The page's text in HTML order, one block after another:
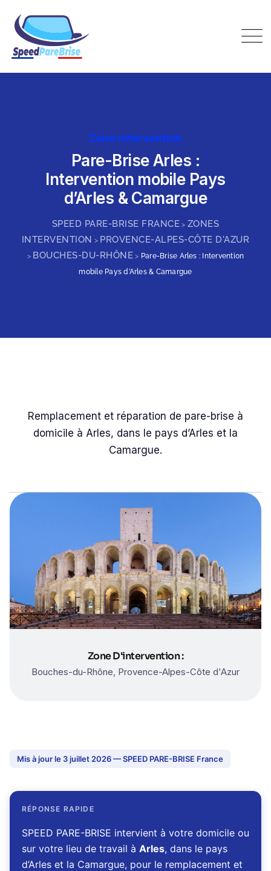
content
Speed Pare-Brise France
Zone Intervention
Pare-Brise Arles :
Intervention mobile Pays
d’Arles & Camargue
SPEED PARE-BRISE FRANCE > ZONES
INTERVENTION > PROVENCE-ALPES-CÔTE D'AZUR
> BOUCHES-DU-RHÔNE > Pare-Brise Arles : Intervention
mobile Pays d’Arles & Camargue
Remplacement et réparation de pare-brise à
domicile à Arles, dans le pays d’Arles et la
Camargue.
Zone D'intervention :
Bouches-du-Rhône, Provence-Alpes-Côte d'Azur
Mis à jour le 3 juillet 2026 — SPEED PARE-BRISE France
RÉPONSE RAPIDE
SPEED PARE-BRISE intervient à votre domicile ou
sur votre lieu de travail à Arles, dans le pays
d’Arles et la Camargue, pour le remplacement et